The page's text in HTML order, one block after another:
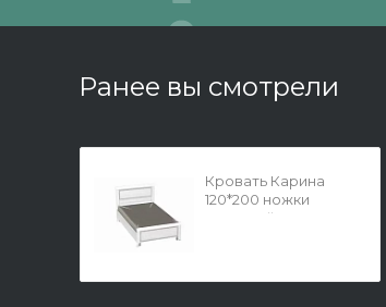
Ранее вы смотрели
Кровать Карина
120*200 ножки
Снежный Ясень